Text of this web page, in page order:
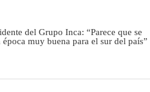
del Grupo Inca: “Parece que se
época muy buena para el sur del país”